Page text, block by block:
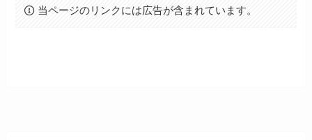
当ページのリンクには広告が含まれています。